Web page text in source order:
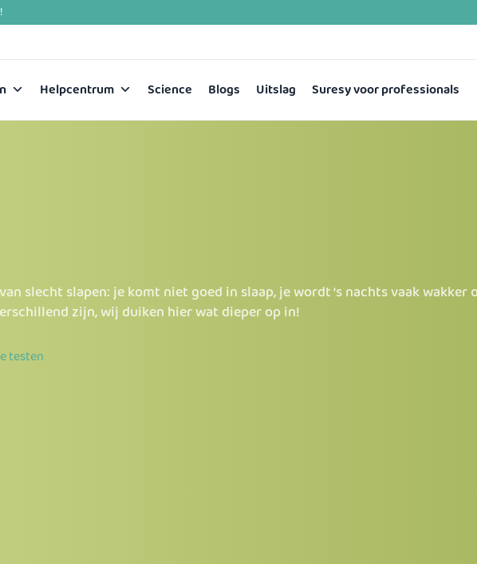
Helpcentrum Science Blogs Uitslag Suresy voor professionals
slecht slapen: je komt niet goed in slaap, je wordt ‘s nachts vaak wakker
zijn, wij duiken hier wat dieper op in!
testen